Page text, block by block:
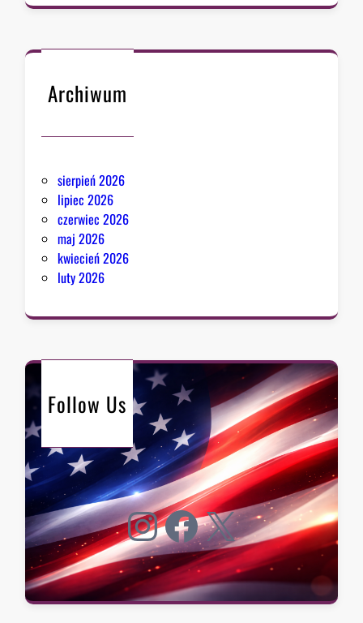
Archiwum
sierpień 2026
lipiec 2026
czerwiec 2026
maj 2026
kwiecień 2026
luty 2026
Follow Us
Instagram Facebook X